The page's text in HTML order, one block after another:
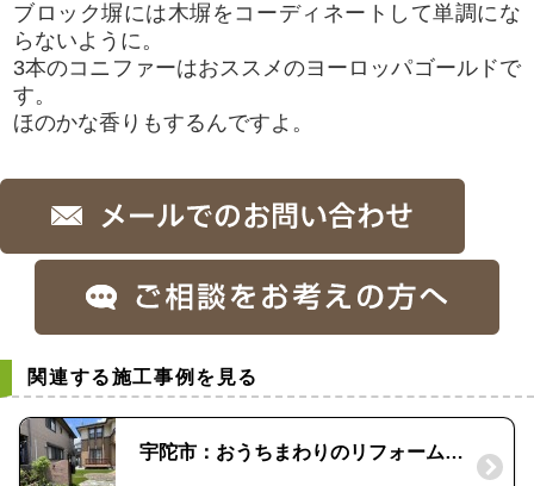
ブロック塀には木塀をコーディネートして単調にな
らないように。
3本のコニファーはおススメのヨーロッパゴールドで
す。
ほのかな香りもするんですよ。
関連する施工事例を見る
宇陀市：おうちまわりのリフォーム ビフォーアフター